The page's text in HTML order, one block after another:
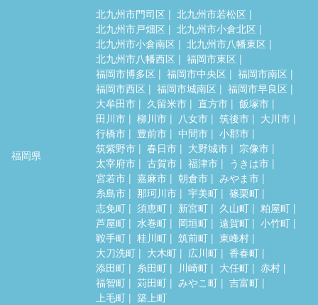
福岡県
北九州市門司区
北九州市若松区
北九州市戸畑区
北九州市小倉北区
北九州市小倉南区
北九州市八幡東区
北九州市八幡西区
福岡市東区
福岡市博多区
福岡市中央区
福岡市南区
福岡市西区
福岡市城南区
福岡市早良区
大牟田市
久留米市 直方市
飯塚市
田川市
柳川市 八女市 筑後市
大川市
行橋市
豊前市 中間市
小郡市
筑紫野市
春日市 大野城市
宗像市
太宰府市
古賀市 福津市
うきは市
宮若市
嘉麻市 朝倉市
みやま市
糸島市
那珂川市 宇美町
篠栗町
志免町
須恵町 新宮町 久山町
粕屋町
芦屋町
水巻町 岡垣町 遠賀町
小竹町
鞍手町
桂川町 筑前町
東峰村
大刀洗町
大木町 広川町
香春町
添田町
糸田町 川崎町 大任町
赤村
福智町
苅田町 みやこ町
吉富町
上毛町
築上町